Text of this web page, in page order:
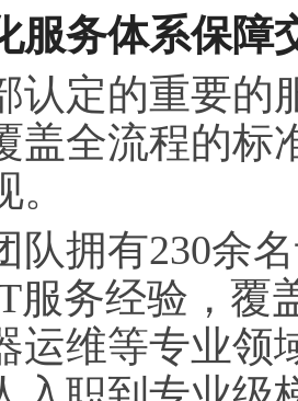
服务体系保障
认定的重要的
盖全流程的标
队拥有230余
服务经验，覆
运维等专业领